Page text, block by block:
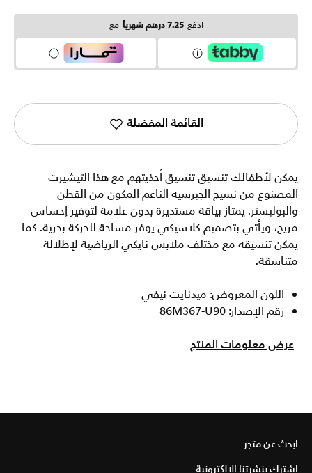
ادفع 7.25 درهم شهرياً مع
القائمة المفضلة
يمكن لأطفالك تنسيق تنسيق أحذيتهم مع هذا التيشيرت
المصنوع من نسيج الجيرسيه الناعم المكون من القطن
والبوليستر. يمتاز بياقة مستديرة بدون علامة لتوفير إحساس
مريح، ويأتي بتصميم كلاسيكي يوفر مساحة للحركة بحرية. كما
يمكن تنسيقه مع مختلف ملابس نايكي الرياضية لإطلالة
متناسقة.
اللون المعروض: ميدنايت نيفي
رقم الإصدار: 86M367-U90
عرض معلومات المنتج
ابحث عن متجر
اشترك بنشرتنا الإلكترونية